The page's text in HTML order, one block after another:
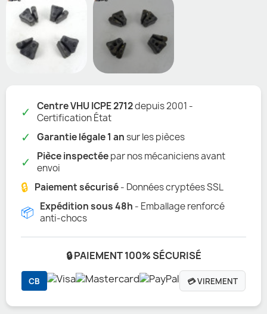
✓ Centre VHU ICPE 2712depuis 2001 -
Certification État
✓ Garantie légale 1 ansur les pièces
✓ Pièce inspectéepar nos mécaniciens avant
envoi
🔒 Paiement sécurisé- Données cryptées SSL
📦 Expédition sous 48h - Emballage renforcé
anti-chocs
🔒 PAIEMENT 100% SÉCURISÉ
CB 💳 VIREMENT